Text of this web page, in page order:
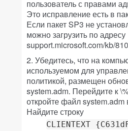
пользователь с правами
Это исправление есть в
Если пакет SP3 не
можно загрузить по адресу
support.microsoft.com/kb/
2. Убедитесь, что на
используемом для
политикой, размещен
system.adm. Перейдите к
откройте файл system.adm
Найдите строку
CLIENTEXT